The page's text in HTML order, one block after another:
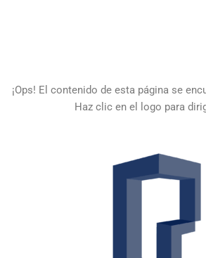
¡Ops! El contenido de esta página se
Haz clic en el logo para